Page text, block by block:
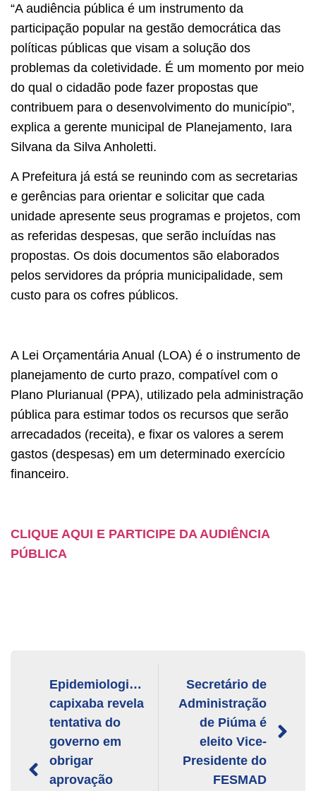
“A audiência pública é um instrumento da
participação popular na gestão democrática das
políticas públicas que visam a solução dos
problemas da coletividade. É um momento por meio
do qual o cidadão pode fazer propostas que
contribuem para o desenvolvimento do município”,
explica a gerente municipal de Planejamento, Iara
Silvana da Silva Anholetti.
A Prefeitura já está se reunindo com as secretarias
e gerências para orientar e solicitar que cada
unidade apresente seus programas e projetos, com
as referidas despesas, que serão incluídas nas
propostas. Os dois documentos são elaborados
pelos servidores da própria municipalidade, sem
custo para os cofres públicos.
A Lei Orçamentária Anual (LOA) é o instrumento de
planejamento de curto prazo, compatível com o
Plano Plurianual (PPA), utilizado pela administração
pública para estimar todos os recursos que serão
arrecadados (receita), e fixar os valores a serem
gastos (despesas) em um determinado exercício
financeiro.
CLIQUE AQUI E PARTICIPE DA AUDIÊNCIA
PÚBLICA
Epidemiologista
capixaba revela
tentativa do
governo em
obrigar
aprovação
Secretário de
Administração
de Piúma é
eleito Vice-
Presidente do
FESMAD